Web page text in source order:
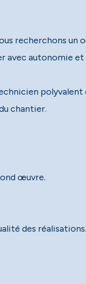
recherchons un
avec autonomie
chantier.
œuvre.
des réalisations.